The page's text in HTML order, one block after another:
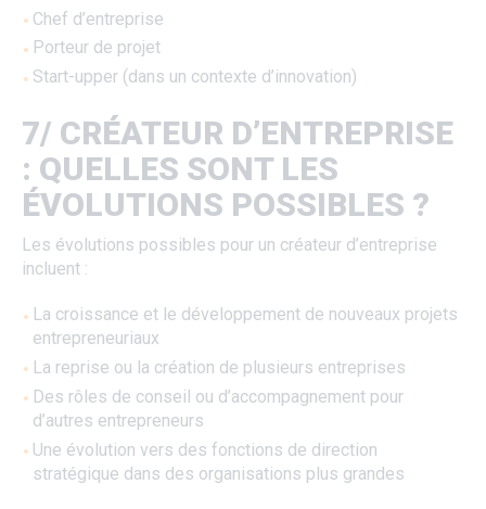
Chef d’entreprise
Porteur de projet
Start-upper (dans un contexte d’innovation)
7/ CRÉATEUR D’ENTREPRISE
: QUELLES SONT LES
ÉVOLUTIONS POSSIBLES ?
Les évolutions possibles pour un créateur d’entreprise
incluent :
La croissance et le développement de nouveaux projets
entrepreneuriaux
La reprise ou la création de plusieurs entreprises
Des rôles de conseil ou d’accompagnement pour
d’autres entrepreneurs
Une évolution vers des fonctions de direction
stratégique dans des organisations plus grandes